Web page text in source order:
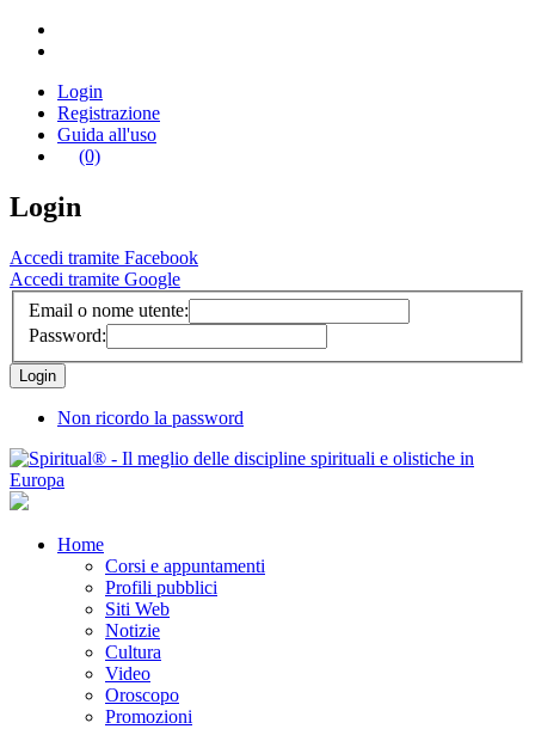
Login
Registrazione
Guida all'uso
(0)
Login
Accedi tramite Facebook
Accedi tramite Google
Email o nome utente:
Password:
Non ricordo la password
Home
Corsi e appuntamenti
Profili pubblici
Siti Web
Notizie
Cultura
Video
Oroscopo
Promozioni